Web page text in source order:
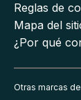
Reglas de
Mapa del
¿Por qué
Otras marcas